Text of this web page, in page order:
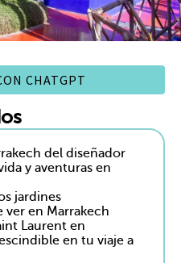
CHATGPT
del diseñador
y aventuras en
jardines
en Marrakech
Laurent en
en tu viaje a